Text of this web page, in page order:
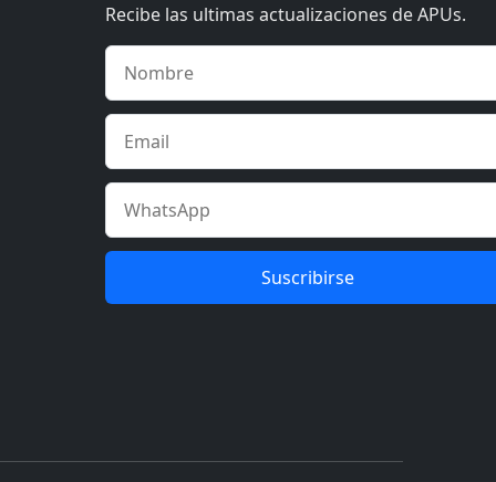
Recibe las ultimas actualizaciones de APUs.
Suscribirse